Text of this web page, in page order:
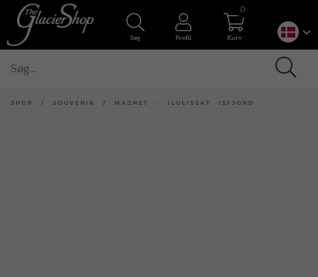
Søg Profil Kurv
0
SHOP / SOUVENIR / MAGNET - ILULISSAT ISFJORD